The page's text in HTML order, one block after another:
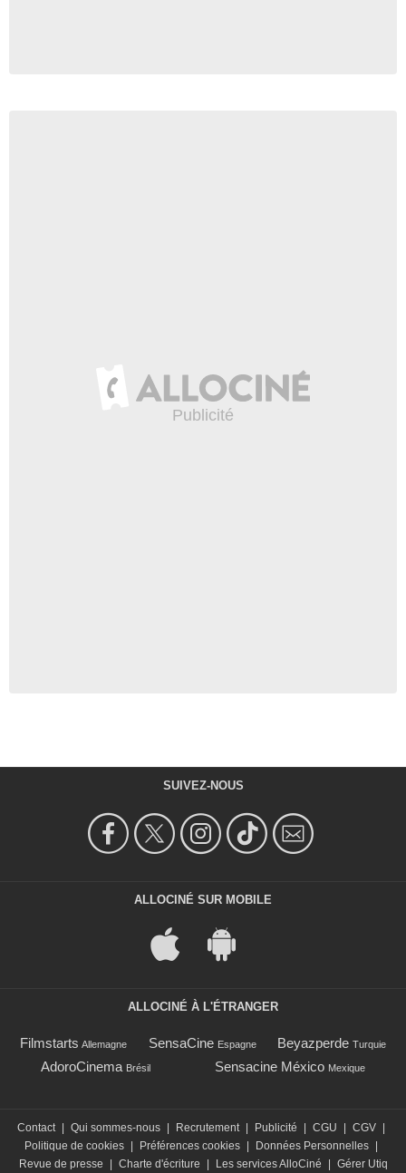
SUIVEZ-NOUS
ALLOCINÉ SUR MOBILE
ALLOCINÉ À L'ÉTRANGER
Filmstarts Allemagne SensaCine Espagne Beyazperde Turquie
AdoroCinema Brésil Sensacine México Mexique
Contact Qui sommes-nous Recrutement Publicité CGU CGV
Politique de cookies
Préférences cookies Données Personnelles
Revue de presse
Charte d'écriture Les services AlloCiné Gérer Utiq